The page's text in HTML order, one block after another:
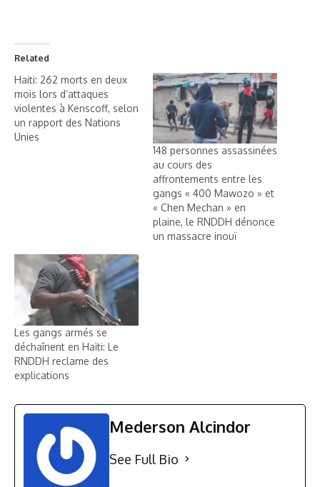
Related
Haiti: 262 morts en deux
mois lors d’attaques
violentes à Kenscoff, selon
un rapport des Nations
Unies
148 personnes assassinées
au cours des
affrontements entre les
gangs « 400 Mawozo » et
« Chen Mechan » en
plaine, le RNDDH dénonce
un massacre inouï
Les gangs armés se
déchaînent en Haïti: Le
RNDDH reclame des
explications
Mederson Alcindor
See Full Bio